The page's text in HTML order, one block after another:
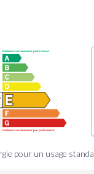
pour un usage